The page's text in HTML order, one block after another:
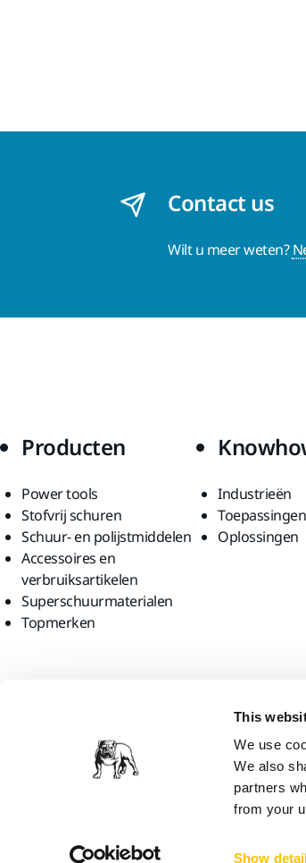
This
We use
We also
partners
from your
Show
Contact us
Wilt u meer weten?
Producten
Power tools
Stofvrij schuren
Schuur- en polijstmiddelen
Accessoires en
verbruiksartikelen
Superschuurmaterialen
Topmerken
Industrieën
Toepassingen
Oplossingen